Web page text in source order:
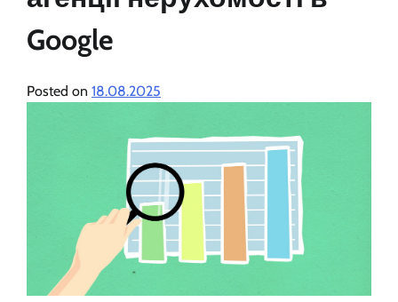
Google
Posted on 18.08.2025